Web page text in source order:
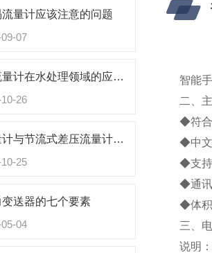
量计应该注意的问题
07
超声波流量计在水处理领域的应用研究
26
涡街流量计与节流式差压流量计的区别
25
送器的七个要素
04
智能
二、
◆符合
◆中
◆支持
◆通讯
◆体积
三、
说明